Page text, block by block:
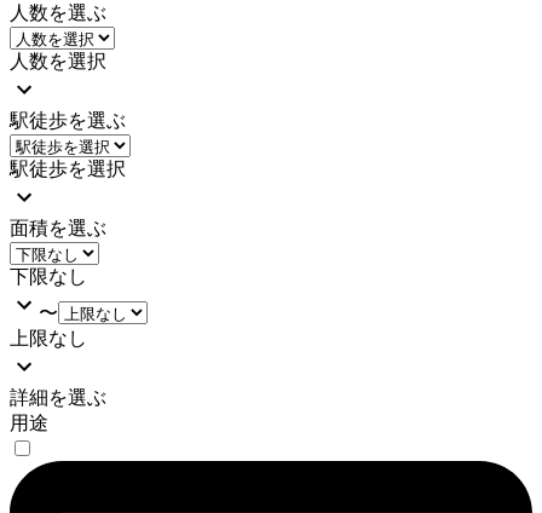
人数を選ぶ
人数を選択
駅徒歩を選ぶ
駅徒歩を選択
面積を選ぶ
下限なし
〜
上限なし
詳細を選ぶ
用途